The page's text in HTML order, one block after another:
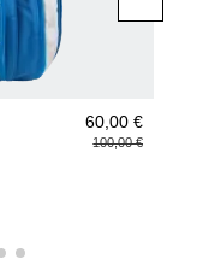
60,00 €
100,00 €